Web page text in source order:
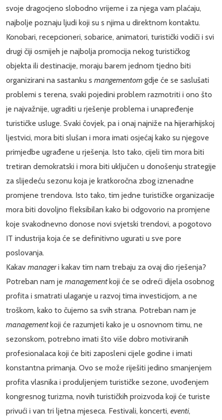
svoje dragocjeno slobodno vrijeme i za njega vam plaćaju,
najbolje poznaju ljudi koji su s njima u direktnom kontaktu.
Konobari, recepcioneri, sobarice, animatori, turistički vodiči i svi
drugi čiji osmijeh je najbolja promocija nekog turističkog
objekta ili destinacije, moraju barem jednom tjedno biti
organizirani na sastanku s mangementom gdje će se saslušati
problemi s terena, svaki pojedini problem razmotriti i ono što
je najvažnije, ugraditi u rješenje problema i unapređenje
turističke usluge. Svaki čovjek, pa i onaj najniže na hijerarhijskoj
ljestvici, mora biti slušan i mora imati osjećaj kako su njegove
primjedbe ugrađene u rješenja. Isto tako, cijeli tim mora biti
tretiran demokratski i mora biti uključen u donošenju strategije
za slijedeću sezonu koja je kratkoročna zbog iznenadne
promjene trendova. Isto tako, tim jedne turističke organizacije
mora biti dovoljno fleksibilan kako bi odgovorio na promjene
koje svakodnevno donose novi svjetski trendovi, a pogotovo
IT industrija koja će se definitivno ugurati u sve pore
poslovanja.
Kakav manageri kakav tim nam trebaju za ovaj dio rješenja?
Potreban nam je managementkoji će se odreći dijela osobnog
profita i smatrati ulaganje u razvoj tima investicijom, a ne
troškom, kako to čujemo sa svih strana. Potreban nam je
managementkoji će razumjeti kako je u osnovnom timu, ne
sezonskom, potrebno imati što više dobro motiviranih
profesionalaca koji će biti zaposleni cijele godine i imati
konstantna primanja. Ovo se može riješiti jedino smanjenjem
profita vlasnika i produljenjem turističke sezone, uvođenjem
kongresnog turizma, novih turističkih proizvoda koji će turiste
privući i van tri ljetna mjeseca. Festivali, koncerti, eventi,